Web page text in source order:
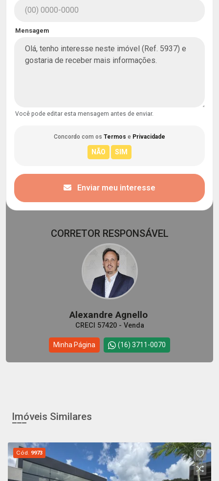
Mensagem
Você pode editar esta mensagem antes de enviar.
Concordo com os Termos e Privacidade
Enviar meu interesse
CORRETOR RESPONSÁVEL
Alexandre Agnello
CRECI 57420 - Venda
Minha Página (16) 3711-0070
Imóveis Similares
Cód. 9973